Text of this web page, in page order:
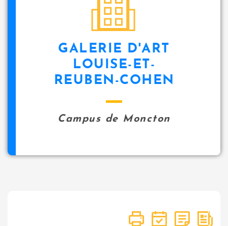
GALERIE D'ART
LOUISE-ET-
REUBEN-COHEN
Campus de Moncton